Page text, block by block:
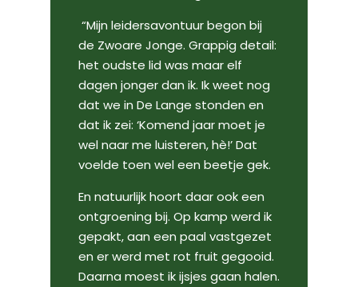
“Mijn leidersavontuur begon bij
de Zwoare Jonge. Grappig detail:
het oudste lid was maar elf
dagen jonger dan ik. Ik weet nog
dat we in De Lange stonden en
dat ik zei: ‘Komend jaar moet je
wel naar me luisteren, hè!’ Dat
voelde toen wel een beetje gek.
En natuurlijk hoort daar ook een
ontgroening bij. Op kamp werd ik
gepakt, aan een paal vastgezet
en er werd met rot fruit gegooid.
Daarna moest ik ijsjes gaan halen.